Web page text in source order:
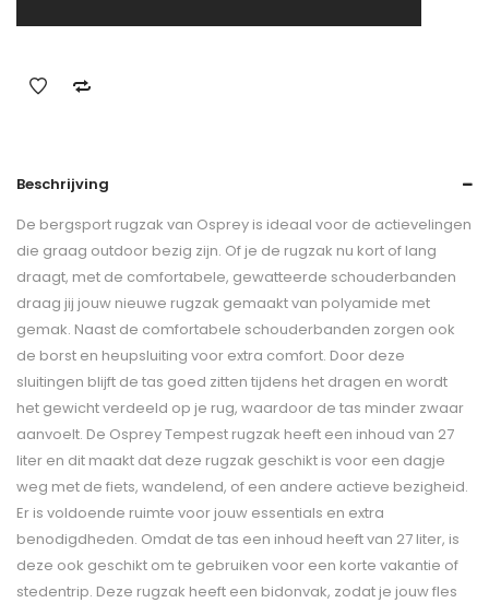
Beschrijving
De bergsport rugzak van Osprey is ideaal voor de actievelingen
die graag outdoor bezig zijn. Of je de rugzak nu kort of lang
draagt, met de comfortabele, gewatteerde schouderbanden
draag jij jouw nieuwe rugzak gemaakt van polyamide met
gemak. Naast de comfortabele schouderbanden zorgen ook
de borst en heupsluiting voor extra comfort. Door deze
sluitingen blijft de tas goed zitten tijdens het dragen en wordt
het gewicht verdeeld op je rug, waardoor de tas minder zwaar
aanvoelt. De Osprey Tempest rugzak heeft een inhoud van 27
liter en dit maakt dat deze rugzak geschikt is voor een dagje
weg met de fiets, wandelend, of een andere actieve bezigheid.
Er is voldoende ruimte voor jouw essentials en extra
benodigdheden. Omdat de tas een inhoud heeft van 27 liter, is
deze ook geschikt om te gebruiken voor een korte vakantie of
stedentrip. Deze rugzak heeft een bidonvak, zodat je jouw fles